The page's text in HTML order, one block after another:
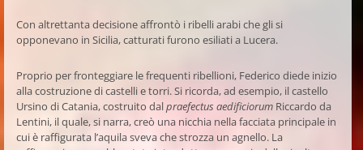
Con altrettanta decisione affrontò i ribelli arabi che gli si
opponevano in Sicilia, catturati furono esiliati a Lucera.
Proprio per fronteggiare le frequenti ribellioni, Federico diede inizio
alla costruzione di castelli e torri. Si ricorda, ad esempio, il castello
Ursino di Catania, costruito dalpraefectus aedificiorum Riccardo da
Lentini, il quale, si narra, creò una nicchia nella facciata principale in
cui è raffigurata l’aquila sveva che strozza un agnello. La